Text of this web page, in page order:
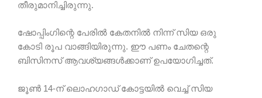
തീരുമാനിച്ചിരുന്നു.
ഷോപ്പിംഗിന്റെ പേരിൽ കേതനിൽ നിന്ന് സിയ ഒരു
കോടി രൂപ വാങ്ങിയിരുന്നു. ഈ പണം ചേതന്റെ
ബിസിനസ് ആവശ്യങ്ങൾക്കാണ് ഉപയോഗിച്ചത്.
ജൂൺ 14-ന് ലൊഹഗാഡ് കോട്ടയിൽ വെച്ച് സിയ